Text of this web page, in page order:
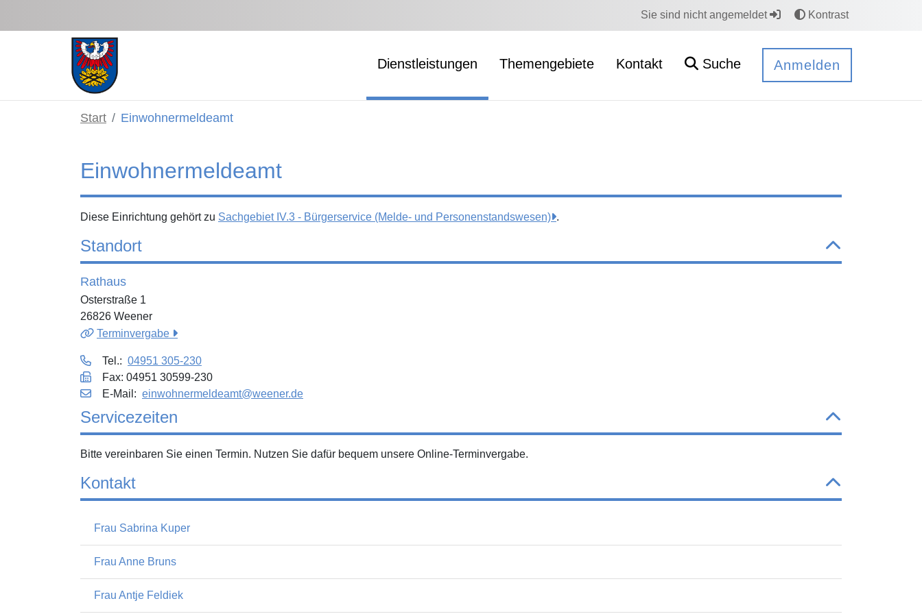
Sie sind nicht angemeldet Kontrast
Dienstleistungen Themengebiete Kontakt Suche Anmelden
Start Einwohnermeldeamt
Einwohnermeldeamt
Diese Einrichtung gehört zu Sachgebiet IV.3 - Bürgerservice (Melde- und Personenstandswesen) .
Standort
Rathaus
Osterstraße 1
26826 Weener
Terminvergabe
Tel.: 04951 305-230
Fax: 04951 30599-230
E‑Mail: einwohnermeldeamt@weener.de
Servicezeiten
Bitte vereinbaren Sie einen Termin. Nutzen Sie dafür bequem unsere Online-Terminvergabe.
Kontakt
Frau Sabrina Kuper
Frau Anne Bruns
Frau Antje Feldiek